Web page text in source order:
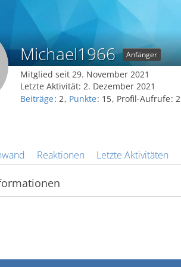
Michael1966 Anfänger
Mitglied seit 29. November 2021
Letzte Aktivität: 2. Dezember 2021
Beiträge 2 Punkte 15 Profil-Aufrufe
Reaktionen Letzte Aktivitäten